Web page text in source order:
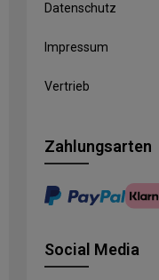
Datenschutz
Impressum
Vertrieb
Zahlungsarten
Social Media